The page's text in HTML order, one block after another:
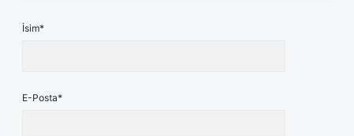
İsim*
E-Posta*